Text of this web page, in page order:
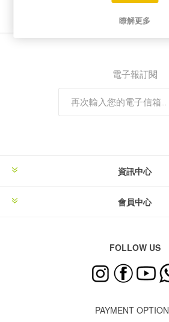
電子報訂閱
資訊中心
會員中心
FOLLOW US
PAYMENT
瞭解更多